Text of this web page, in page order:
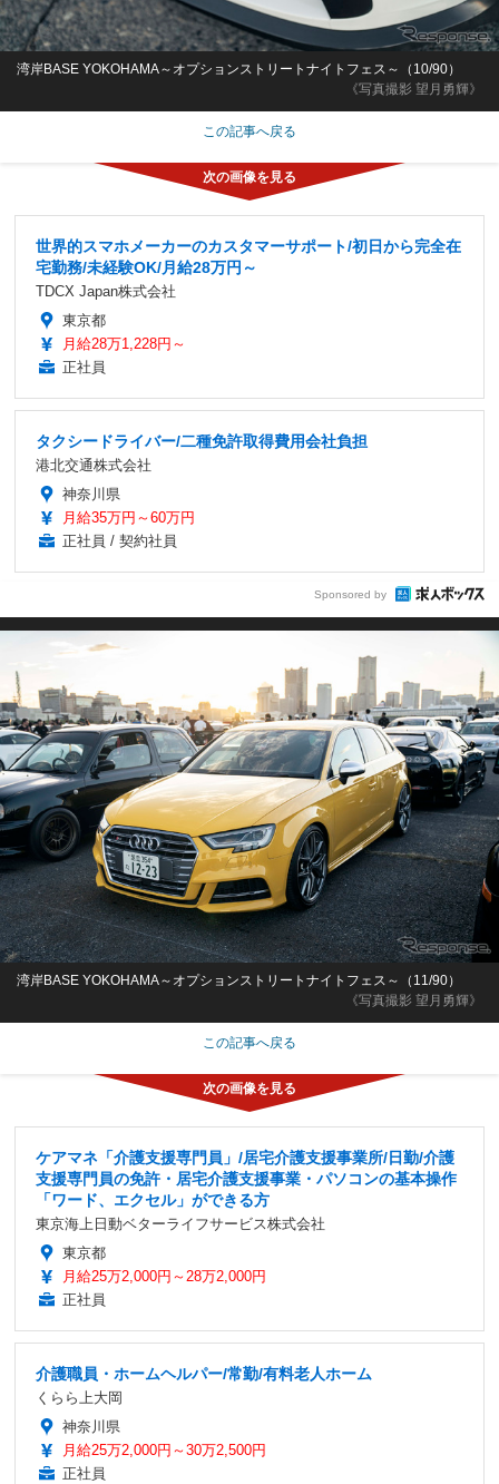
《写真撮影 望月勇輝》
湾岸BASE YOKOHAMA～オプションストリートナイトフェス～（10/90）
この記事へ戻る
世界的スマホメーカーのカスタマーサポート/初日から完全在
宅勤務/未経験OK/月給28万円～
TDCX Japan株式会社
東京都
月給28万1,228円～
正社員
タクシードライバー/二種免許取得費用会社負担
港北交通株式会社
神奈川県
月給35万円～60万円
正社員 / 契約社員
Sponsored by
《写真撮影 望月勇輝》
湾岸BASE YOKOHAMA～オプションストリートナイトフェス～（11/90）
この記事へ戻る
ケアマネ「介護支援専門員」/居宅介護支援事業所/日勤/介護
支援専門員の免許・居宅介護支援事業・パソコンの基本操作
「ワード、エクセル」ができる方
東京海上日動ベターライフサービス株式会社
東京都
月給25万2,000円～28万2,000円
正社員
介護職員・ホームヘルパー/常勤/有料老人ホーム
くらら上大岡
神奈川県
月給25万2,000円～30万2,500円
正社員